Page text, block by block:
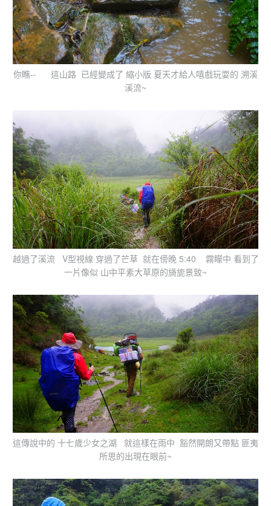
你瞧-- 這山路 已經變成了 縮小版 夏天才給人嘻戲玩耍的 溯溪
溪流~
越過了溪流 V型視線 穿過了芒草 就在傍晚 5:40 霧矇中 看到了
一片像似 山中平素大草原的旖旎景致~
這傳說中的 十七歲少女之湖 就這樣在雨中 豁然開朗又帶點 匪夷
所思的出現在眼前~